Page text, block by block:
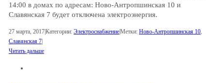
14:00 в домах по адресам: Ново-Антропшинская 10 и
Славянская 7 будет отключена электроэнергия.
27 марта, 2017|Категории: Электроснабжение|Метки: Ново-Антропшинская 10
Славянская 7|
Читать дальше